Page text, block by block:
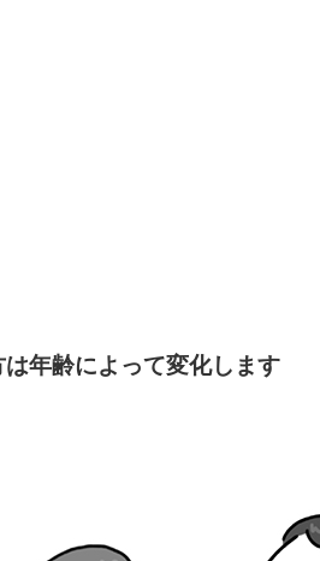
年齢によって変化します